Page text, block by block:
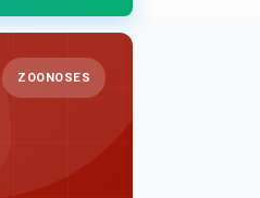
ZOONOSES